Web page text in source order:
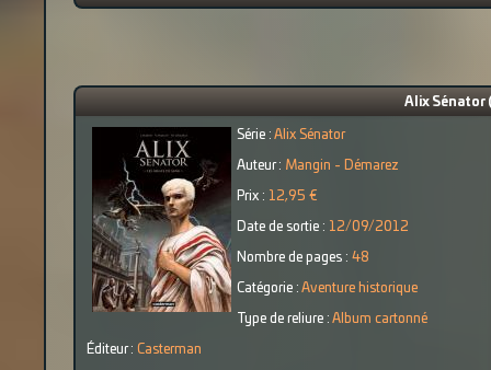
Alix Sénator
Série : Alix Sénator
Auteur : Mangin - Démarez
Prix : 12,95 €
Date de sortie : 12/09/2012
Nombre de pages : 48
Catégorie : Aventure historique
Type de reliure : Album cartonné
Éditeur : Casterman